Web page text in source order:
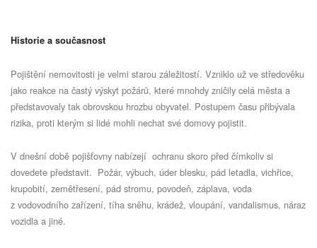
Historie a současnost
Pojištění nemovitosti je velmi starou záležitostí. Vzniklo už ve středověku
jako reakce na častý výskyt požárů, které mnohdy zničily celá města a
představovaly tak obrovskou hrozbu obyvatel. Postupem času přibývala
rizika, proti kterým si lidé mohli nechat své domovy pojistit.
V dnešní době pojišťovny nabízejí ochranu skoro před čímkoliv si
dovedete představit. Požár, výbuch, úder blesku, pád letadla, vichřice,
krupobití, zemětřesení, pád stromu, povodeň, záplava, voda
z vodovodního zařízení, tíha sněhu, krádež, vloupání, vandalismus, náraz
vozidla a jiné.